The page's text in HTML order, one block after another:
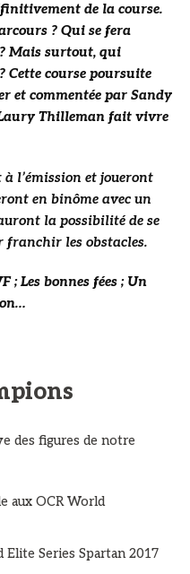
de la course.
? Qui se fera
Mais surtout, qui
Cette course poursuite
et commentée par Sandy
Thilleman fait vivre
l’émission et joueront
en binôme avec un
la possibilité de se
franchir les obstacles.
; Les bonnes fées ; Un
des figures de notre
aux OCR World
Elite Series Spartan 2017